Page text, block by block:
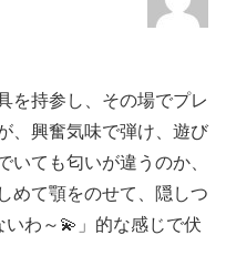
を持参し、その場でプレ
、興奮気味で弾け、遊び
いても匂いが違うのか、
めて顎をのせて、隠しつ
わ～💫」的な感じで伏